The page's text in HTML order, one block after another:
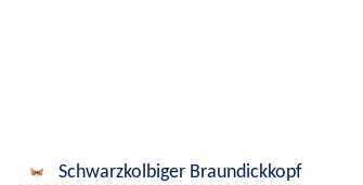
Schwarzkolbiger Braundickkopf